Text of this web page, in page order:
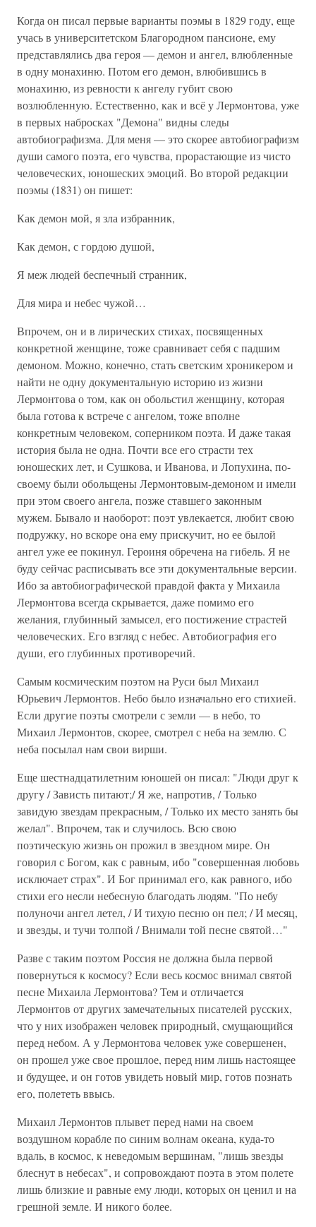
Когда он писал первые варианты поэмы в 1829 году, еще
учась в университетском Благородном пансионе, ему
представлялись два героя — демон и ангел, влюбленные
в одну монахиню. Потом его демон, влюбившись в
монахиню, из ревности к ангелу губит свою
возлюбленную. Естественно, как и всё у Лермонтова, уже
в первых набросках "Демона" видны следы
автобиографизма. Для меня — это скорее автобиографизм
души самого поэта, его чувства, прорастающие из чисто
человеческих, юношеских эмоций. Во второй редакции
поэмы (1831) он пишет:
Как демон мой, я зла избранник,
Как демон, с гордою душой,
Я меж людей беспечный странник,
Для мира и небес чужой…
Впрочем, он и в лирических стихах, посвященных
конкретной женщине, тоже сравнивает себя с падшим
демоном. Можно, конечно, стать светским хроникером и
найти не одну документальную историю из жизни
Лермонтова о том, как он обольстил женщину, которая
была готова к встрече с ангелом, тоже вполне
конкретным человеком, соперником поэта. И даже такая
история была не одна. Почти все его страсти тех
юношеских лет, и Сушкова, и Иванова, и Лопухина, по-
своему были обольщены Лермонтовым-демоном и имели
при этом своего ангела, позже ставшего законным
мужем. Бывало и наоборот: поэт увлекается, любит свою
подружку, но вскоре она ему прискучит, но ее былой
ангел уже ее покинул. Героиня обречена на гибель. Я не
буду сейчас расписывать все эти документальные версии.
Ибо за автобиографической правдой факта у Михаила
Лермонтова всегда скрывается, даже помимо его
желания, глубинный замысел, его постижение страстей
человеческих. Его взгляд с небес. Автобиография его
души, его глубинных противоречий.
Самым космическим поэтом на Руси был Михаил
Юрьевич Лермонтов. Небо было изначально его стихией.
Если другие поэты смотрели с земли — в небо, то
Михаил Лермонтов, скорее, смотрел с неба на землю. С
неба посылал нам свои вирши.
Еще шестнадцатилетним юношей он писал: "Люди друг к
другу / Зависть питают;/ Я же, напротив, / Только
завидую звездам прекрасным, / Только их место занять бы
желал". Впрочем, так и случилось. Всю свою
поэтическую жизнь он прожил в звездном мире. Он
говорил с Богом, как с равным, ибо "совершенная любовь
исключает страх". И Бог принимал его, как равного, ибо
стихи его несли небесную благодать людям. "По небу
полуночи ангел летел, / И тихую песню он пел; / И месяц,
и звезды, и тучи толпой / Внимали той песне святой…"
Разве с таким поэтом Россия не должна была первой
повернуться к космосу? Если весь космос внимал святой
песне Михаила Лермонтова? Тем и отличается
Лермонтов от других замечательных писателей русских,
что у них изображен человек природный, смущающийся
перед небом. А у Лермонтова человек уже совершенен,
он прошел уже свое прошлое, перед ним лишь настоящее
и будущее, и он готов увидеть новый мир, готов познать
его, полететь ввысь.
Михаил Лермонтов плывет перед нами на своем
воздушном корабле по синим волнам океана, куда-то
вдаль, в космос, к неведомым вершинам, "лишь звезды
блеснут в небесах", и сопровождают поэта в этом полете
лишь близкие и равные ему люди, которых он ценил и на
грешной земле. И никого более.